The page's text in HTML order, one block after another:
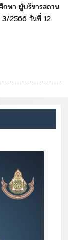
กษา ผู้บริหารสถาน
2566 วันที่ 12